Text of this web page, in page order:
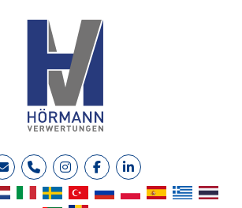
E-MailTelefoninstagramfacebooklinkedin